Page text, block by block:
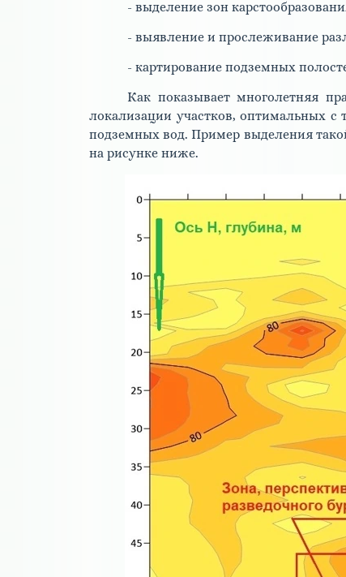
- выделение зон
- выявление и прослеживание
- картирование подземных
Как показывает многолетняя
локализации участков, оптимальных с
подземных вод. Пример выделения
на рисунке ниже.